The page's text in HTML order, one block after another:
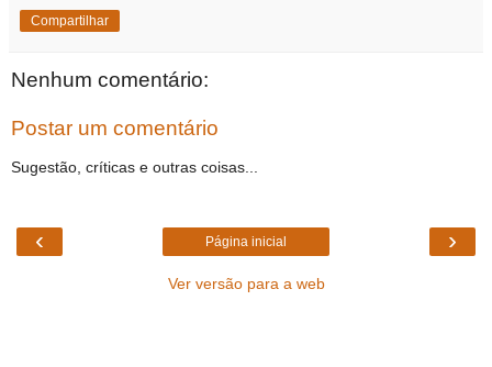
Compartilhar
Nenhum comentário:
Postar um comentário
Sugestão, críticas e outras coisas...
‹ ›
Página inicial
Ver versão para a web